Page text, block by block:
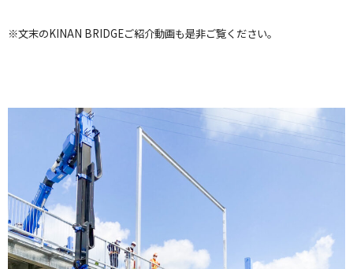
※文末のKINAN BRIDGEご紹介動画も是非ご覧ください。